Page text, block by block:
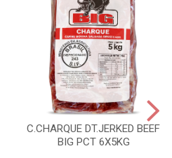
C.CHARQUE DT.JERKED BEEF
BIG PCT 6X5KG